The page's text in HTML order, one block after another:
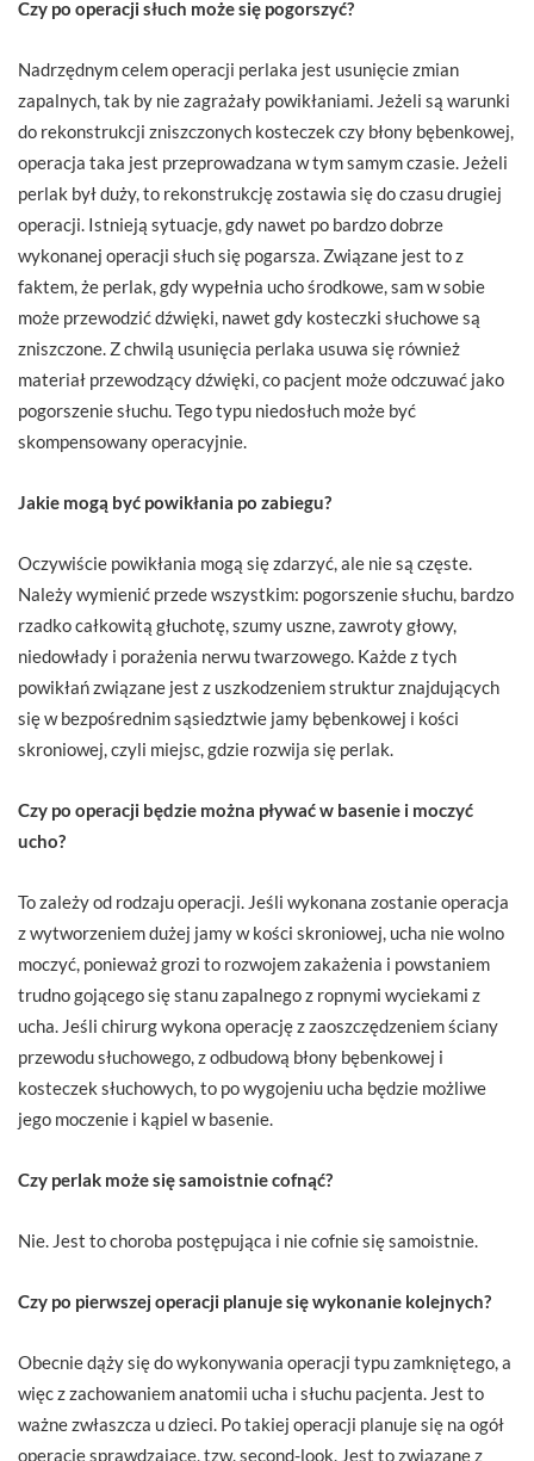
Czy po operacji słuch może się pogorszyć?
Nadrzędnym celem operacji perlaka jest usunięcie zmian
zapalnych, tak by nie zagrażały powikłaniami. Jeżeli są warunki
do rekonstrukcji zniszczonych kosteczek czy błony bębenkowej,
operacja taka jest przeprowadzana w tym samym czasie. Jeżeli
perlak był duży, to rekonstrukcję zostawia się do czasu drugiej
operacji. Istnieją sytuacje, gdy nawet po bardzo dobrze
wykonanej operacji słuch się pogarsza. Związane jest to z
faktem, że perlak, gdy wypełnia ucho środkowe, sam w sobie
może przewodzić dźwięki, nawet gdy kosteczki słuchowe są
zniszczone. Z chwilą usunięcia perlaka usuwa się również
materiał przewodzący dźwięki, co pacjent może odczuwać jako
pogorszenie słuchu. Tego typu niedosłuch może być
skompensowany operacyjnie.
Jakie mogą być powikłania po zabiegu?
Oczywiście powikłania mogą się zdarzyć, ale nie są częste.
Należy wymienić przede wszystkim: pogorszenie słuchu, bardzo
rzadko całkowitą głuchotę, szumy uszne, zawroty głowy,
niedowłady i porażenia nerwu twarzowego. Każde z tych
powikłań związane jest z uszkodzeniem struktur znajdujących
się w bezpośrednim sąsiedztwie jamy bębenkowej i kości
skroniowej, czyli miejsc, gdzie rozwija się perlak.
Czy po operacji będzie można pływać w basenie i moczyć
ucho?
To zależy od rodzaju operacji. Jeśli wykonana zostanie operacja
z wytworzeniem dużej jamy w kości skroniowej, ucha nie wolno
moczyć, ponieważ grozi to rozwojem zakażenia i powstaniem
trudno gojącego się stanu zapalnego z ropnymi wyciekami z
ucha. Jeśli chirurg wykona operację z zaoszczędzeniem ściany
przewodu słuchowego, z odbudową błony bębenkowej i
kosteczek słuchowych, to po wygojeniu ucha będzie możliwe
jego moczenie i kąpiel w basenie.
Czy perlak może się samoistnie cofnąć?
Nie. Jest to choroba postępująca i nie cofnie się samoistnie.
Czy po pierwszej operacji planuje się wykonanie kolejnych?
Obecnie dąży się do wykonywania operacji typu zamkniętego, a
więc z zachowaniem anatomii ucha i słuchu pacjenta. Jest to
ważne zwłaszcza u dzieci. Po takiej operacji planuje się na ogół
operacje sprawdzające, tzw. second-look. Jest to związane z